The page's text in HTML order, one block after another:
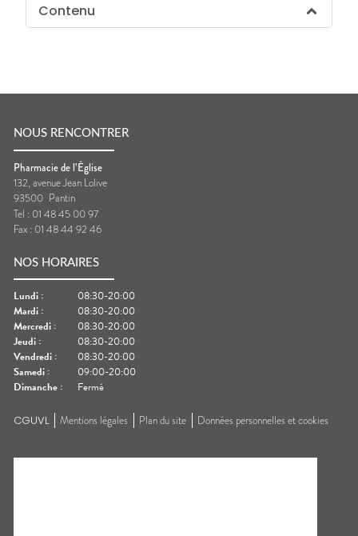
Contenu
NOUS RENCONTRER
Pharmacie de l’Église
132, avenue Jean Lolive
93500 Pantin
Tel : 01 48 45 00 97
Fax : 01 48 44 92 46
NOS HORAIRES
Lundi :
08:30-20:00
Mardi :
08:30-20:00
Mercredi :
08:30-20:00
Jeudi :
08:30-20:00
Vendredi :
08:30-20:00
Samedi :
09:00-20:00
Dimanche : Fermé
CGUVL Mentions légales Plan du site Données personnelles et cookies